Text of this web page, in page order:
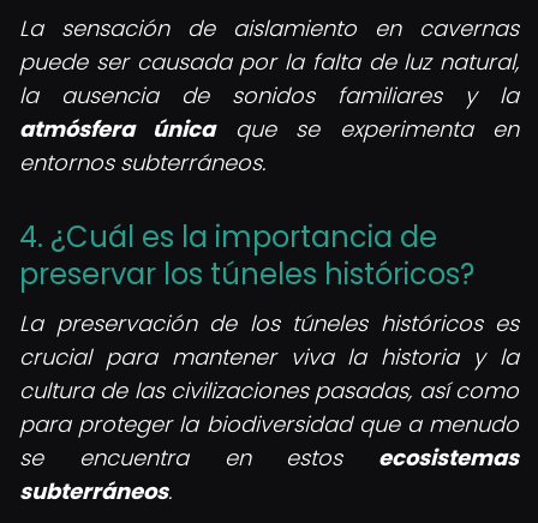
La sensación de aislamiento en cavernas
puede ser causada por la falta de luz natural,
la ausencia de sonidos familiares y la
atmósfera únicaque se experimenta en
entornos subterráneos.
4. ¿Cuál es la importancia de
preservar los túneles históricos?
La preservación de los túneles históricos es
crucial para mantener viva la historia y la
cultura de las civilizaciones pasadas, así como
para proteger la biodiversidad que a menudo
se encuentra en estos ecosistemas
subterráneos.